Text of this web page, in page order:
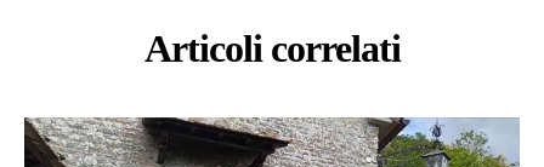
Articoli correlati